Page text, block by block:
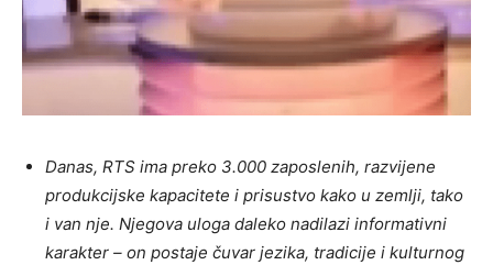
Danas, RTS ima preko 3.000 zaposlenih, razvijene
produkcijske kapacitete i prisustvo kako u zemlji, tako
i van nje. Njegova uloga daleko nadilazi informativni
karakter – on postaje čuvar jezika, tradicije i kulturnog